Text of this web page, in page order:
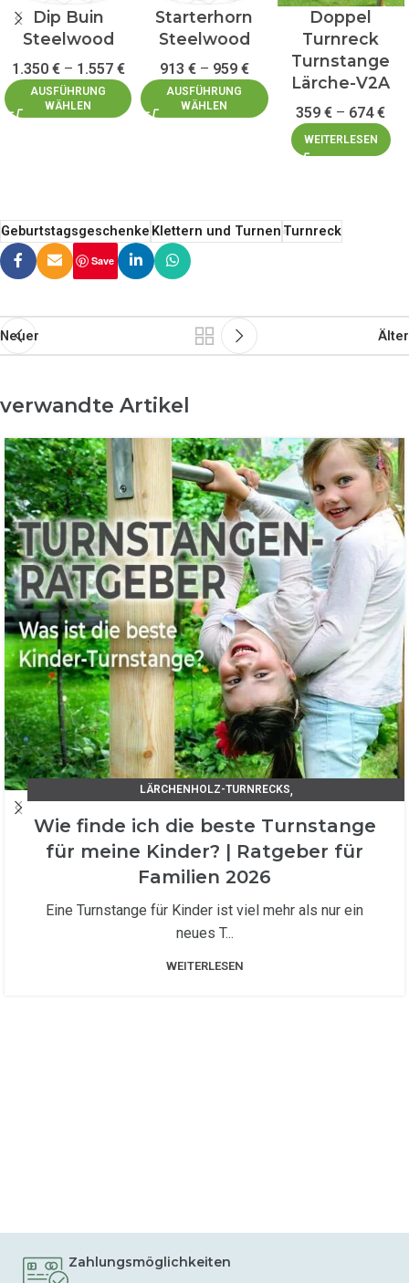
Dip Buin
Steelwood
1.350 €– 1.557 €
AUSFÜHRUNG
WÄHLEN
Starterhorn
Steelwood
913 €– 959 €
AUSFÜHRUNG
WÄHLEN
Doppel
Turnreck
Turnstange
Lärche-V2A
359€ – 674€
WEITERLESEN
GeburtstagsgeschenkeKlettern und TurnenTurnreck
Save
Neuer Älter
verwandte Artikel
LÄRCHENHOLZ-TURNRECKS,
Wie finde ich die beste Turnstange
für meine Kinder? | Ratgeber für
Familien 2026
Eine Turnstange für Kinder ist viel mehr als nur ein
neues T...
WEITERLESEN
Zahlungsmöglichkeiten